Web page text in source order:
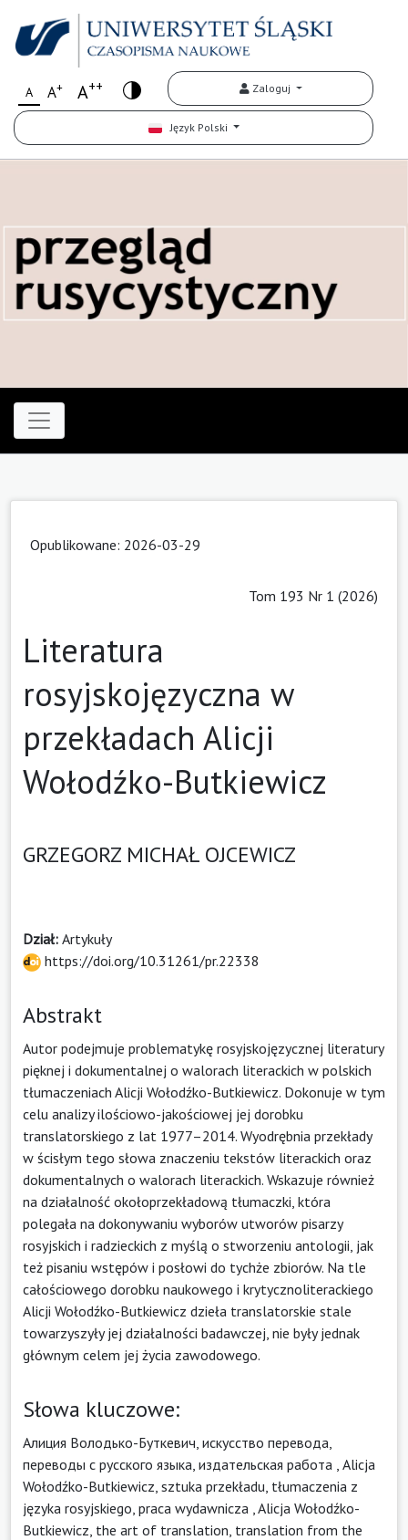
A A+ A++ Zaloguj
Język Polski
Opublikowane: 2026-03-29
Tom 193 Nr 1 (2026)
Literatura
rosyjskojęzyczna w
przekładach Alicji
Wołodźko-Butkiewicz
GRZEGORZ MICHAŁ OJCEWICZ
Dział: Artykuły
https://doi.org/10.31261/pr.22338
Abstrakt
Autor podejmuje problematykę rosyjskojęzycznej literatury
pięknej i dokumentalnej o walorach literackich w polskich
tłumaczeniach Alicji Wołodźko-Butkiewicz. Dokonuje w tym
celu analizy ilościowo-jakościowej jej dorobku
translatorskiego z lat 1977–2014. Wyodrębnia przekłady
w ścisłym tego słowa znaczeniu tekstów literackich oraz
dokumentalnych o walorach literackich. Wskazuje również
na działalność okołoprzekładową tłumaczki, która
polegała na dokonywaniu wyborów utworów pisarzy
rosyjskich i radzieckich z myślą o stworzeniu antologii, jak
też pisaniu wstępów i posłowi do tychże zbiorów. Na tle
całościowego dorobku naukowego i krytycznoliterackiego
Alicji Wołodźko-Butkiewicz dzieła translatorskie stale
towarzyszyły jej działalności badawczej, nie były jednak
głównym celem jej życia zawodowego.
Słowa kluczowe:
Алиция Володько-Буткевич, искусство перевода,
переводы с русского языка, издательская работа Alicja
Wołodźko-Butkiewicz, sztuka przekładu, tłumaczenia z
języka rosyjskiego, praca wydawnicza Alicja Wołodźko-
Butkiewicz, the art of translation, translation from the